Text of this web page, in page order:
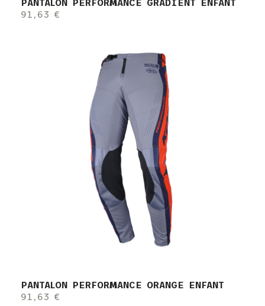
PANTALON PERFORMANCE GRADIENT ENFANT
91,63 €
PANTALON PERFORMANCE ORANGE ENFANT
91,63 €